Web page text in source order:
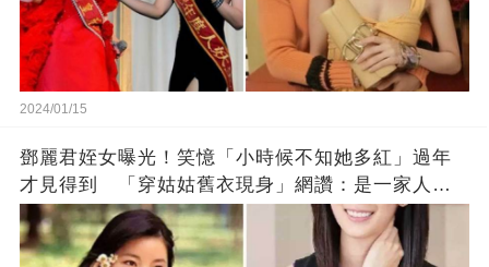
2024/01/15
鄧麗君姪女曝光！笑憶「小時候不知她多紅」過年
才見得到 「穿姑姑舊衣現身」網讚：是一家人沒
錯!